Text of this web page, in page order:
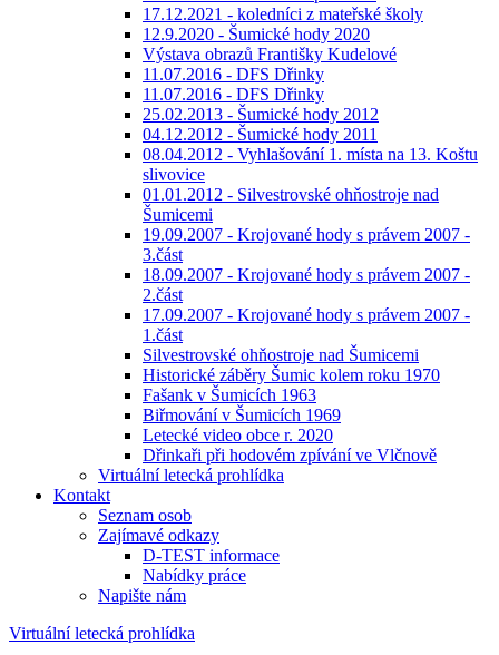
17.12.2021 - koledníci z mateřské školy
12.9.2020 - Šumické hody 2020
Výstava obrazů Františky Kudelové
11.07.2016 - DFS Dřinky
11.07.2016 - DFS Dřinky
25.02.2013 - Šumické hody 2012
04.12.2012 - Šumické hody 2011
08.04.2012 - Vyhlašování 1. místa na 13. Koštu
slivovice
01.01.2012 - Silvestrovské ohňostroje nad
Šumicemi
19.09.2007 - Krojované hody s právem 2007 -
3.část
18.09.2007 - Krojované hody s právem 2007 -
2.část
17.09.2007 - Krojované hody s právem 2007 -
1.část
Silvestrovské ohňostroje nad Šumicemi
Historické záběry Šumic kolem roku 1970
Fašank v Šumicích 1963
Biřmování v Šumicích 1969
Letecké video obce r. 2020
Dřinkaři při hodovém zpívání ve Vlčnově
Virtuální letecká prohlídka
Kontakt
Seznam osob
Zajímavé odkazy
D-TEST informace
Nabídky práce
Napište nám
Virtuální letecká prohlídka